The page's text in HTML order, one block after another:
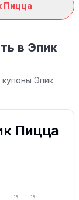
Пицца
в Эпик
Эпик
Пицца
13 13